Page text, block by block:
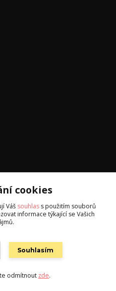
cookies
Váš souhlas s použitím souborů
informace týkající se Vašich
Souhlasím
odmítnout zde.